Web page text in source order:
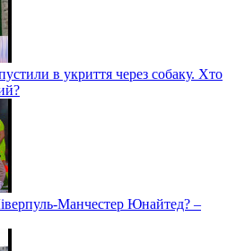
в укриття через собаку. Хто
Манчестер Юнайтед? –